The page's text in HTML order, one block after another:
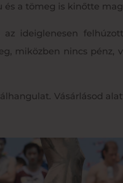
és a tömeg is kinőtte
ideiglenesen
miközben nincs pénz,
Vásárlásod